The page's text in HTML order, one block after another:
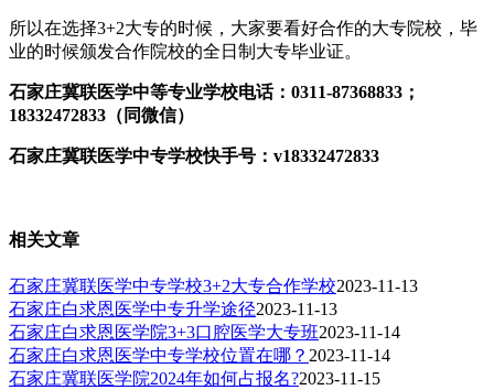
所以在选择3+2大专的时候，大家要看好合作的大专院校，毕
业的时候颁发合作院校的全日制大专毕业证。
石家庄冀联医学中等专业学校电话：0311-87368833；
18332472833（同微信）
石家庄冀联医学中专学校快手号：v18332472833
相关文章
石家庄冀联医学中专学校3+2大专合作学校2023-11-13
石家庄白求恩医学中专升学途径2023-11-13
石家庄白求恩医学院3+3口腔医学大专班2023-11-14
石家庄白求恩医学中专学校位置在哪？ 2023-11-14
石家庄冀联医学院2024年如何占报名?2023-11-15